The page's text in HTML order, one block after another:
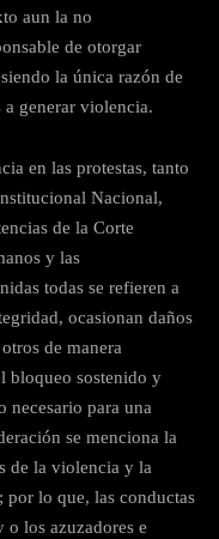
aun la no
de otorgar
la única razón de
generar violencia.
en las protestas, tanto
Nacional,
de la Corte
y las
todas se refieren a
ocasionan daños
de manera
bloqueo sostenido y
necesario para una
se menciona la
de la violencia y la
lo que, las conductas
los azuzadores e